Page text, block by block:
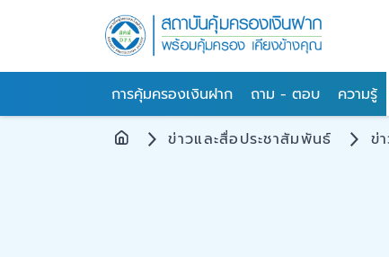
การคุ้มครองเงินฝาก ถาม - ตอบ ความรู้
ข่าวและสื่อประชาสัมพันธ์ ข่